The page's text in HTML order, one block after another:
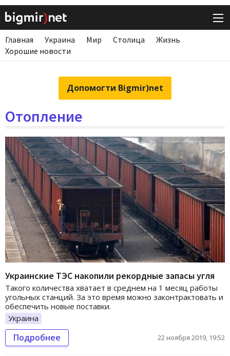
Главная Украина Мир Столица
Жизнь
Хорошие новости
Допомогти Bigmir)net
Отопление
Украинские ТЭС накопили рекордные запасы угля
Такого количества хватает в среднем на 1 месяц работы
угольных станций. За это время можно законтрактовать и
обеспечить новые поставки.
Украина
Подробнее 22 ноября 2019, 19:52